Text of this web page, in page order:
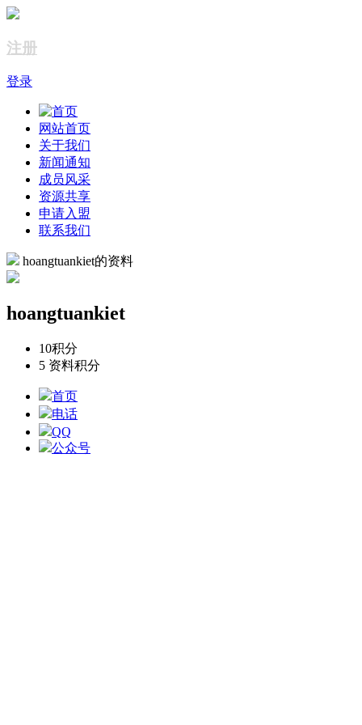
注册
登录
网站首页
关于我们
新闻通知
成员风采
资源共享
申请入盟
联系我们
hoangtuankiet的资料
hoangtuankiet
10积分
5 资料积分
首页
电话
QQ
公众号